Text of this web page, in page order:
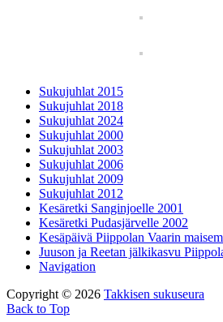
Sukujuhlat 2015
Sukujuhlat 2018
Sukujuhlat 2024
Sukujuhlat 2000
Sukujuhlat 2003
Sukujuhlat 2006
Sukujuhlat 2009
Sukujuhlat 2012
Kesäretki Sanginjoelle 2001
Kesäretki Pudasjärvelle 2002
Kesäpäivä Piippolan Vaarin
Juuson ja Reetan jälkikasvu
Navigation
Copyright © 2026 Takkisen sukuseura
Back to Top